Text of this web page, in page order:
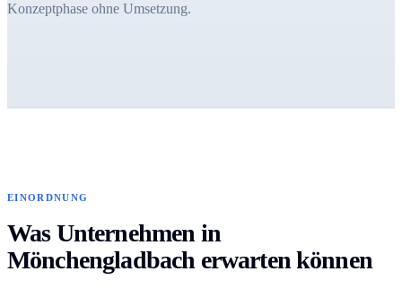
Konzeptphase ohne Umsetzung.
EINORDNUNG
Was Unternehmen in
Mönchengladbach erwarten können